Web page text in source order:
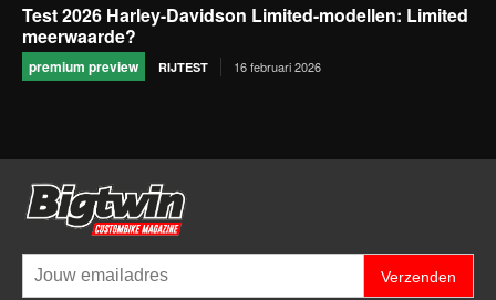
Test 2026 Harley-Davidson Limited-modellen: Limited
meerwaarde?
premium preview RIJTEST 16 februari 2026
Verzenden